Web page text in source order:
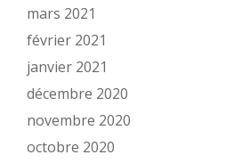
mars 2021
février 2021
janvier 2021
décembre 2020
novembre 2020
octobre 2020